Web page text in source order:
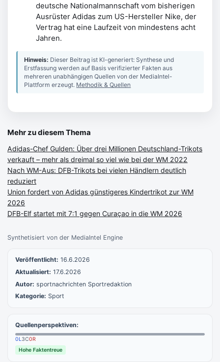
Synthetisiert von der MediaIntel Engine
Veröffentlicht: 16.6.2026
Aktualisiert: 17.6.2026
Autor: sportnachrichten Sportredaktion
Kategorie: Sport
Quellenperspektiven:
0L3C0R
Hohe Faktentreue
deutsche Nationalmannschaft vom bisherigen
Ausrüster Adidas zum US-Hersteller Nike, der
Vertrag hat eine Laufzeit von mindestens acht
Jahren.
Hinweis: Dieser Beitrag ist KI-generiert: Synthese und
Erstfassung werden auf Basis verifizierter Fakten aus
mehreren unabhängigen Quellen von der MediaIntel-
Plattform erzeugt. Methodik & Quellen
Mehr zu diesem Thema
Adidas-Chef Gulden: Über drei Millionen Deutschland-Trikots
verkauft – mehr als dreimal so viel wie bei der WM 2022
Nach WM-Aus: DFB-Trikots bei vielen Händlern deutlich
reduziert
Union fordert von Adidas günstigeres Kindertrikot zur WM
2026
DFB-Elf startet mit 7:1 gegen Curaçao in die WM 2026